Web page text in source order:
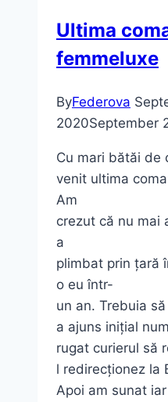
Ultima
femmeluxe
ByFederova
2020September
Cu mari bătăi de
venit ultima
Am
crezut că nu mai
a
plimbat prin țară
o eu într-
un an. Trebuia
a ajuns inițial
rugat curierul să
l redirecționez la
Apoi am sunat